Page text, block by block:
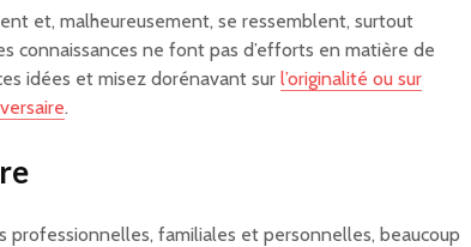
et, malheureusement, se ressemblent, surtout
connaissances ne font pas d’efforts en matière de
idées et misez dorénavant sur l’originalité ou sur
.
professionnelles, familiales et personnelles, beaucoup